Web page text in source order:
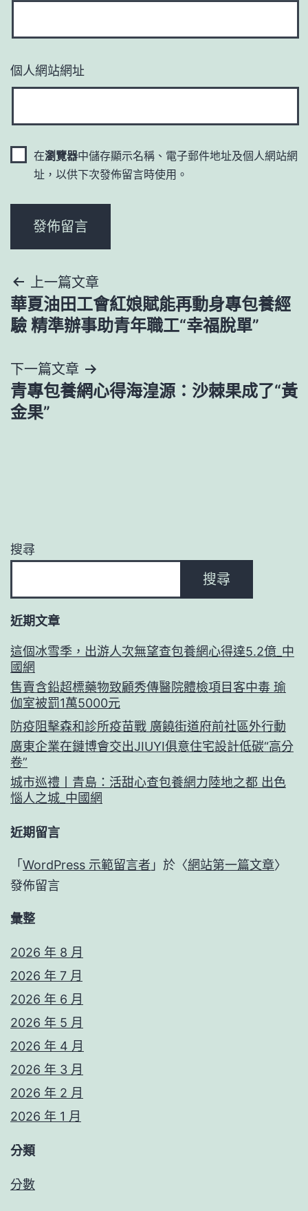
個人網站網址
在瀏覽器中儲存顯示名稱、電子郵件地址及個人網站網
址，以供下次發佈留言時使用。
文
章
覽
上一篇文章
華夏油田工會紅娘賦能再動身專包養經
驗 精準辦事助青年職工“幸福脫單”
下一篇文章
青專包養網心得海湟源：沙棘果成了“黃
金果”
搜尋
搜尋
近期文章
這個冰雪季，出游人次無望查包養網心得達5.2億_中
國網
售賣含鉛超標藥物致顧秀傳醫院體檢項目客中毒 瑜
伽室被罰1萬5000元
防疫阻擊森和診所疫苗戰 廣饒街道府前社區外行動
廣東企業在鏈博會交出JIUYI俱意住宅設計低碳“高分
卷”
城市巡禮丨青島：活甜心查包養網力陸地之都 出色
惱人之城_中國網
近期留言
「 WordPress 示範留言者 」於〈網站第一篇文章〉
發佈留言
彙整
2026 年 8 月
2026 年 7 月
2026 年 6 月
2026 年 5 月
2026 年 4 月
2026 年 3 月
2026 年 2 月
2026 年 1 月
分類
分數